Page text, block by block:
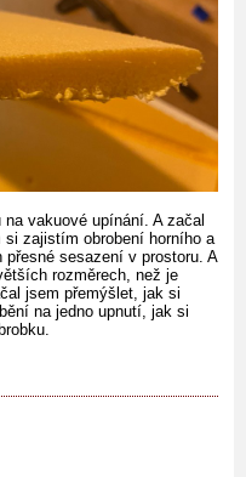
vakuové upínání. A začal
zajistím obrobení horního a
sesazení v prostoru. A
rozměrech, než je
jsem přemýšlet, jak si
na jedno upnutí, jak si